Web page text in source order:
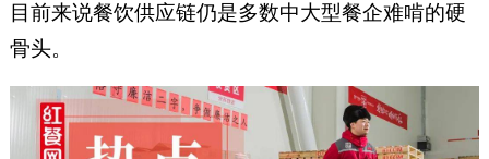
目前来说餐饮供应链仍是多数中大型餐企难啃的硬
骨头。